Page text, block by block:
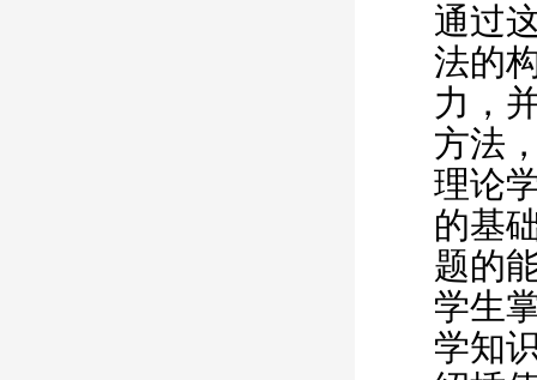
通过
法的
力，
方法
理论
的基
题的
学生
学知